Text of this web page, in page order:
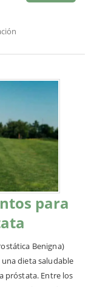
para
Benigna)
dieta saludable
próstata. Entre los